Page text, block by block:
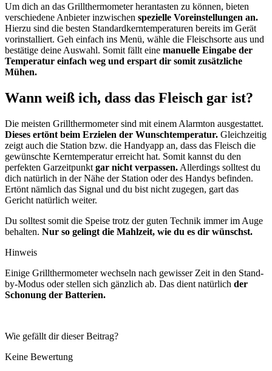
Um dich an das Grillthermometer herantasten zu können, bieten
verschiedene Anbieter inzwischen spezielle Voreinstellungen an.
Hierzu sind die besten Standardkerntemperaturen bereits im Gerät
vorinstalliert. Geh einfach ins Menü, wähle die Fleischsorte aus und
bestätige deine Auswahl. Somit fällt eine manuelle Eingabe der
Temperatur einfach weg und erspart dir somit zusätzliche
Mühen.
Wann weiß ich, dass das Fleisch gar ist?
Die meisten Grillthermometer sind mit einem Alarmton ausgestattet.
Dieses ertönt beim Erzielen der Wunschtemperatur. Gleichzeitig
zeigt auch die Station bzw. die Handyapp an, dass das Fleisch die
gewünschte Kerntemperatur erreicht hat. Somit kannst du den
perfekten Garzeitpunkt gar nicht verpassen. Allerdings solltest du
dich natürlich in der Nähe der Station oder des Handys befinden.
Ertönt nämlich das Signal und du bist nicht zugegen, gart das
Gericht natürlich weiter.
Du solltest somit die Speise trotz der guten Technik immer im Auge
behalten. Nur so gelingt die Mahlzeit, wie du es dir wünschst.
Hinweis
Einige Grillthermometer wechseln nach gewisser Zeit in den Stand-
by-Modus oder stellen sich gänzlich ab. Das dient natürlich der
Schonung der Batterien.
Wie gefällt dir dieser Beitrag?
Keine Bewertung